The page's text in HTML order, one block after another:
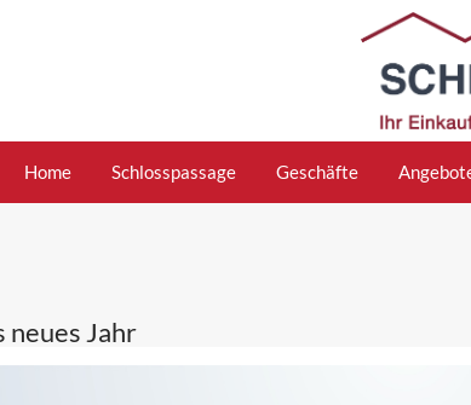
Home Schlosspassage Geschäfte
neues Jahr